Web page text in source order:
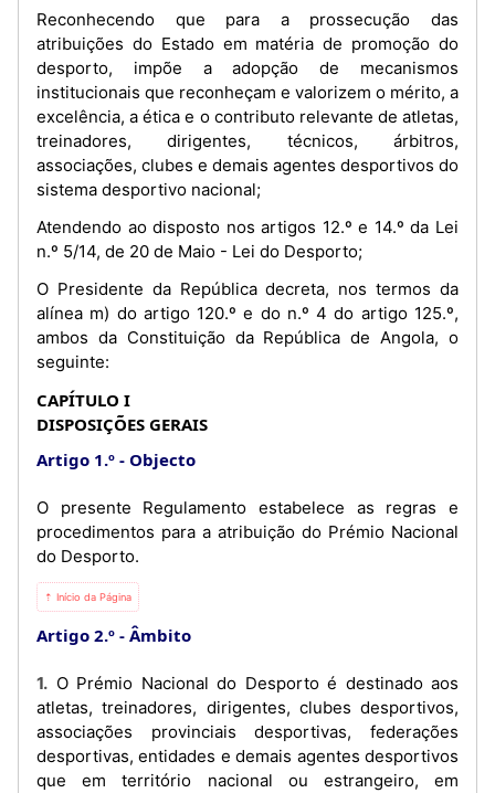
Reconhecendo que para a prossecução das
atribuições do Estado em matéria de promoção do
desporto, impõe a adopção de mecanismos
institucionais que reconheçam e valorizem o mérito, a
excelência, a ética e o contributo relevante de atletas,
treinadores, dirigentes, técnicos, árbitros,
associações, clubes e demais agentes desportivos do
sistema desportivo nacional;
Atendendo ao disposto nos artigos 12.º e 14.º da Lei
n.º 5/14, de 20 de Maio - Lei do Desporto;
O Presidente da República decreta, nos termos da
alínea m) do artigo 120.º e do n.º 4 do artigo 125.º,
ambos da Constituição da República de Angola, o
seguinte:
CAPÍTULO I
DISPOSIÇÕES GERAIS
Artigo 1.º
Objecto
O presente Regulamento estabelece as regras e
procedimentos para a atribuição do Prémio Nacional
do Desporto.
⇡ Início da Página
Artigo 2.º Âmbito
1. O Prémio Nacional do Desporto é destinado aos
atletas, treinadores, dirigentes, clubes desportivos,
associações provinciais desportivas, federações
desportivas, entidades e demais agentes desportivos
que em território nacional ou estrangeiro, em